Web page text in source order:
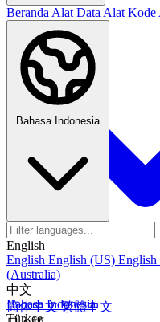
Bahasa Indonesia
Türkçe
Beranda Alat Data Alat Kode
Bahasa Indonesia
English
English English (US) English
(Australia)
中文
简体中文繁體中文